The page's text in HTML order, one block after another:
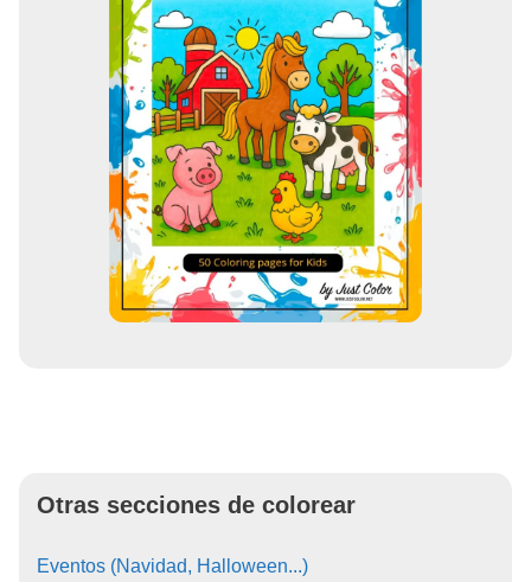
Otras secciones de colorear
Eventos (Navidad, Halloween...)